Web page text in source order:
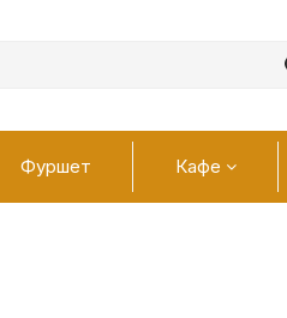
Фуршет Кафе